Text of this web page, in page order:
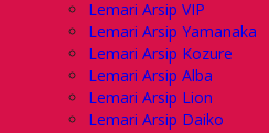
Lemari Arsip VIP
Lemari Arsip Yamanaka
Lemari Arsip Kozure
Lemari Arsip Alba
Lemari Arsip Lion
Lemari Arsip Daiko